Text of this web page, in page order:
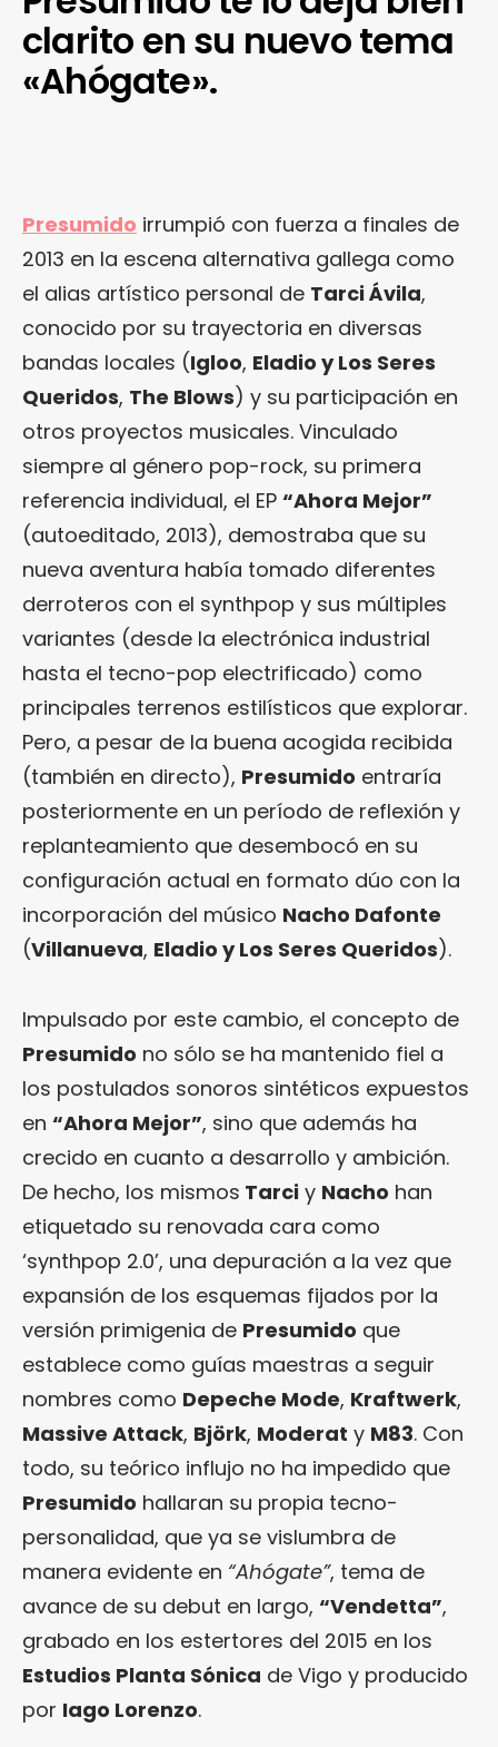
clarito en su nuevo tema
«Ahógate».
Presumido irrumpió con fuerza a finales de
2013 en la escena alternativa gallega como
el alias artístico personal de Tarci Ávila,
conocido por su trayectoria en diversas
bandas locales (Igloo, Eladio y Los Seres
Queridos, The Blows) y su participación en
otros proyectos musicales. Vinculado
siempre al género pop-rock, su primera
referencia individual, el EP “Ahora Mejor”
(autoeditado, 2013), demostraba que su
nueva aventura había tomado diferentes
derroteros con el synthpop y sus múltiples
variantes (desde la electrónica industrial
hasta el tecno-pop electrificado) como
principales terrenos estilísticos que explorar.
Pero, a pesar de la buena acogida recibida
(también en directo), Presumido entraría
posteriormente en un período de reflexión y
replanteamiento que desembocó en su
configuración actual en formato dúo con la
incorporación del músico Nacho Dafonte
(Villanueva, Eladio y Los Seres Queridos).
Impulsado por este cambio, el concepto de
Presumido no sólo se ha mantenido fiel a
los postulados sonoros sintéticos expuestos
en “Ahora Mejor”, sino que además ha
crecido en cuanto a desarrollo y ambición.
De hecho, los mismos Tarci y Nacho han
etiquetado su renovada cara como
‘synthpop 2.0’, una depuración a la vez que
expansión de los esquemas fijados por la
versión primigenia de Presumido que
establece como guías maestras a seguir
nombres como Depeche Mode, Kraftwerk,
Massive Attack, Björk, Moderat y M83. Con
todo, su teórico influjo no ha impedido que
Presumido hallaran su propia tecno-
personalidad, que ya se vislumbra de
manera evidente en “Ahógate”, tema de
avance de su debut en largo, “Vendetta”,
grabado en los estertores del 2015 en los
Estudios Planta Sónica de Vigo y producido
por Iago Lorenzo.